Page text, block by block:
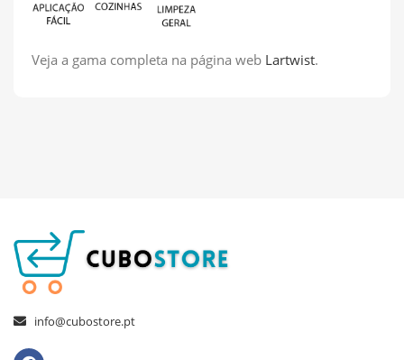
Veja a gama completa na página web Lartwist.
info@cubostore.pt